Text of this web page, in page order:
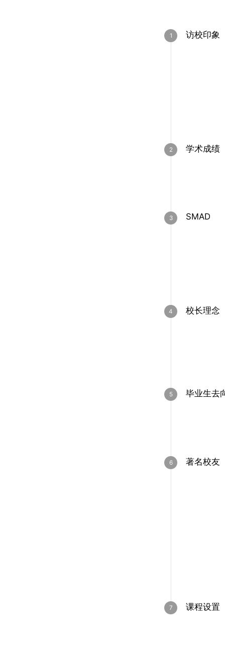
访校印象
学术成绩
SMAD
校长理念
毕业生去
著名校友
课程设置